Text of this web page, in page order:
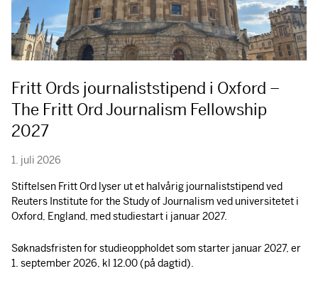
Fritt Ords journaliststipend i Oxford –
The Fritt Ord Journalism Fellowship
2027
1. juli 2026
Stiftelsen Fritt Ord lyser ut et halvårig journaliststipend ved
Reuters Institute for the Study of Journalism ved universitetet i
Oxford, England, med studiestart i januar 2027.
Søknadsfristen for studieoppholdet som starter januar 2027, er
1. september 2026, kl 12.00 (på dagtid).